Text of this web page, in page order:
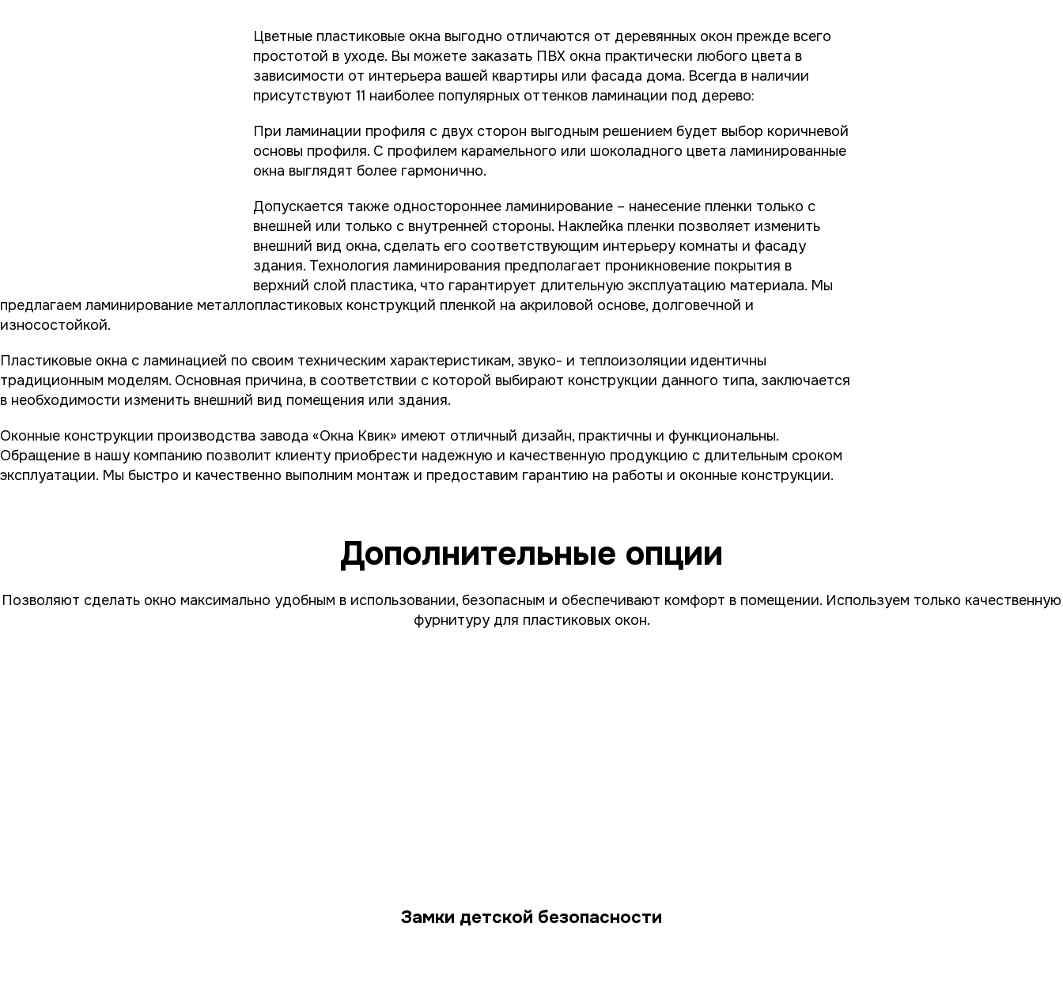
Цветные пластиковые окна выгодно отличаются от деревянных окон прежде всего
простотой в уходе. Вы можете заказать ПВХ окна практически любого цвета в
зависимости от интерьера вашей квартиры или фасада дома. Всегда в наличии
присутствуют 11 наиболее популярных оттенков ламинации под дерево:
При ламинации профиля с двух сторон выгодным решением будет выбор коричневой
основы профиля. С профилем карамельного или шоколадного цвета ламинированные
окна выглядят более гармонично.
Допускается также одностороннее ламинирование – нанесение пленки только с
внешней или только с внутренней стороны. Наклейка пленки позволяет изменить
внешний вид окна, сделать его соответствующим интерьеру комнаты и фасаду
здания. Технология ламинирования предполагает проникновение покрытия в
верхний слой пластика, что гарантирует длительную эксплуатацию материала. Мы
предлагаем ламинирование металлопластиковых конструкций пленкой на акриловой основе, долговечной и
износостойкой.
Пластиковые окна с ламинацией по своим техническим характеристикам, звуко- и теплоизоляции идентичны
традиционным моделям. Основная причина, в соответствии с которой выбирают конструкции данного типа, заключается
в необходимости изменить внешний вид помещения или здания.
Оконные конструкции производства завода «Окна Квик» имеют отличный дизайн, практичны и функциональны.
Обращение в нашу компанию позволит клиенту приобрести надежную и качественную продукцию с длительным сроком
эксплуатации. Мы быстро и качественно выполним монтаж и предоставим гарантию на работы и оконные конструкции.
Дополнительные опции
Позволяют сделать окно максимально удобным в использовании, безопасным и обеспечивают комфорт в помещении. Используем только качественную
фурнитуру для пластиковых окон.
Замки детской безопасности